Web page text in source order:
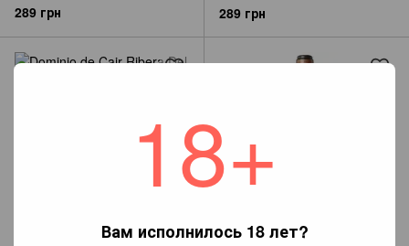
18+
Вам исполнилось 18 лет?
289 грн 289 грн